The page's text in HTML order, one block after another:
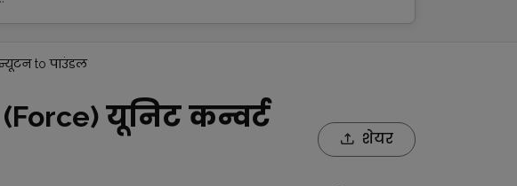
to पाउंडल
यूनिट कन्वर्ट
शेयर